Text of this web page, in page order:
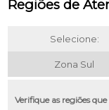
Regiões de
Selecione:
Zona Sul
Verifique as regiões